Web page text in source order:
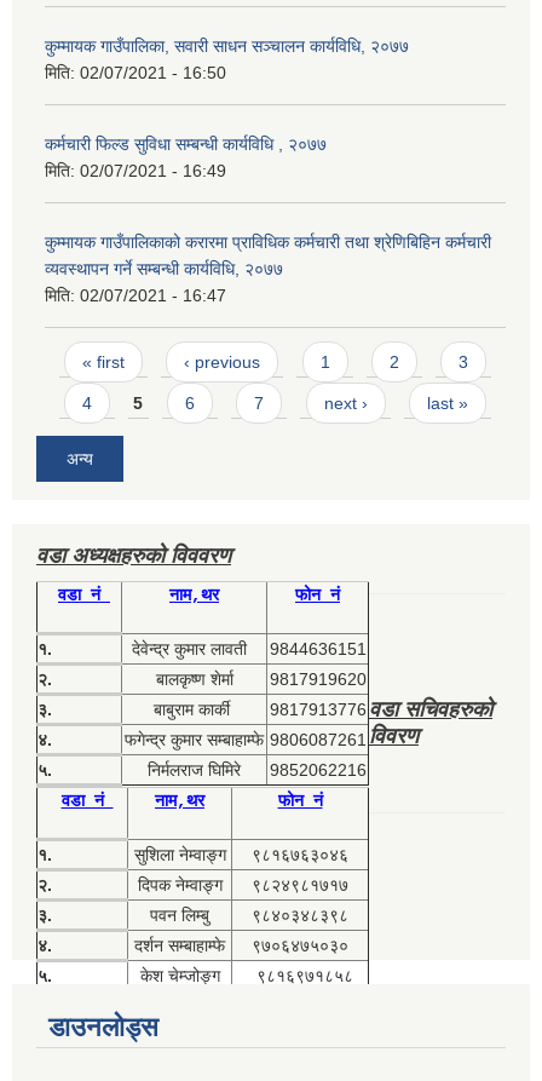
कुम्मायक गाउँपालिका, सवारी साधन सञ्चालन कार्यविधि, २०७७
मिति: 02/07/2021 - 16:50
कर्मचारी फिल्ड सुविधा सम्बन्धी कार्यविधि , २०७७
मिति: 02/07/2021 - 16:49
कुम्मायक गाउँपालिकाको करारमा प्राविधिक कर्मचारी तथा श्रेणिबिहिन कर्मचारी
व्यवस्थापन गर्ने सम्बन्धी कार्यविधि, २०७७
मिति: 02/07/2021 - 16:47
Pages
« first ‹ previous 1 2 3
4 5 6 7 next › last »
अन्य
वडा अध्यक्षहरुको विववरण
वडा नं नाम,थर फोन नं
१. देवेन्द्र कुमार लावती
9844636151
२.
बालकृष्ण शेर्मा
9817919620
३.
बाबुराम कार्की
9817913776
४.
फगेन्द्र कुमार सम्बाहाम्फे 9806087261
५.
निर्मलराज घिमिरे 9852062216
वडा सचिवहरुको
विवरण
वडा नं नाम,थर फोन नं
१. सुशिला नेम्वाङ्ग
९८१६७६३०४६
२.
दिपक नेम्वाङ्ग
९८२४९८१७१७
३.
पवन लिम्बु
९८४०३४८३९८
४.
दर्शन सम्बाहाम्फे
९७०६४७५०३०
५.
केश चेम्जोङ्ग ९८१६९७१८५८
डाउनलोड्स